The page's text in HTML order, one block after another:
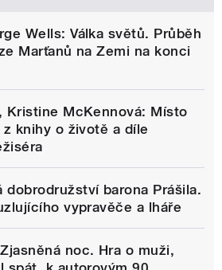
Wells: Válka světů. Průběh
Marťanů na Zemi na konci
Kristine McKennová: Místo
z knihy o životě a díle
dobrodružství barona Prášila.
vypravěče a lháře
noc. Hra o muži,